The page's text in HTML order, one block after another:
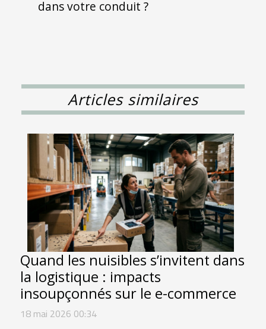
dans votre conduit ?
Articles similaires
Quand les nuisibles s’invitent dans
la logistique : impacts
insoupçonnés sur le e-commerce
18 mai 2026 00:34